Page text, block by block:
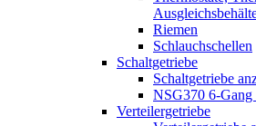
Riemen
Schlauchschellen
Schaltgetriebe
Schaltgetriebe
NSG370 6-Gang
Verteilergetriebe